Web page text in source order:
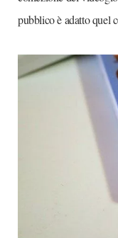
pubblico è adatto quel